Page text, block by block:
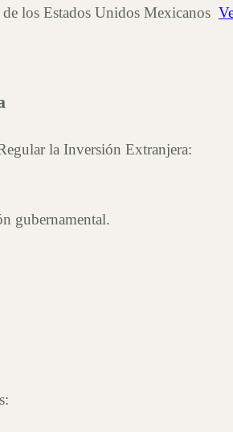
los Estados Unidos Mexicanos
la Inversión Extranjera:
gubernamental.